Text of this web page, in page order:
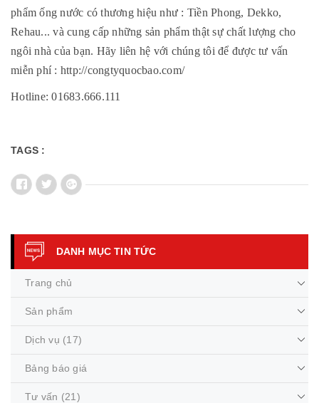
phẩm ống nước có thương hiệu như : Tiền Phong, Dekko,
Rehau... và cung cấp những sản phẩm thật sự chất lượng cho
ngôi nhà của bạn. Hãy liên hệ với chúng tôi để được tư vấn
miễn phí : http://congtyquocbao.com/
Hotline: 01683.666.111
TAGS :
DANH MỤC TIN TỨC
Trang chủ
Sản phẩm
Dịch vụ (17)
Bảng báo giá
Tư vấn (21)